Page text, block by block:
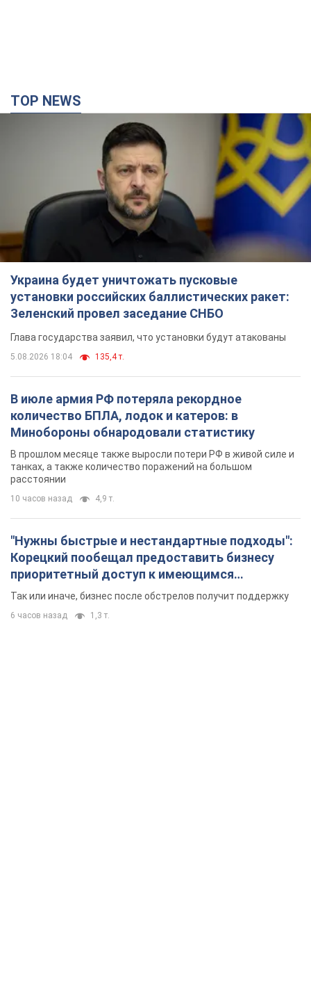
TOP NEWS
Украина будет уничтожать пусковые
установки российских баллистических ракет:
Зеленский провел заседание СНБО
Глава государства заявил, что установки будут атакованы
5.08.2026 18:04 135,4 т.
В июле армия РФ потеряла рекордное
количество БПЛА, лодок и катеров: в
Минобороны обнародовали статистику
В прошлом месяце также выросли потери РФ в живой силе и
танках, а также количество поражений на большом
расстоянии
10 часов назад 4,9 т.
"Нужны быстрые и нестандартные подходы":
Корецкий пообещал предоставить бизнесу
приоритетный доступ к имеющимся
складским помещениям
Так или иначе, бизнес после обстрелов получит поддержку
6 часов назад 1,3 т.